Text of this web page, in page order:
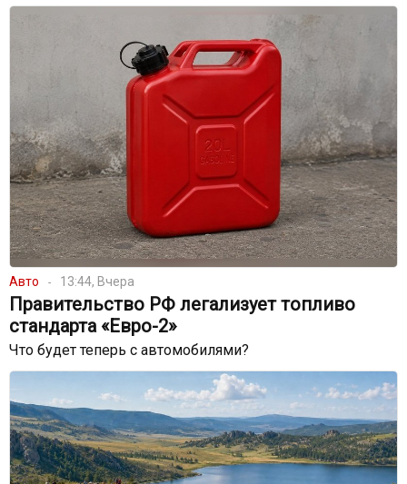
Авто 13:44, Вчера
Правительство РФ легализует топливо
стандарта «Евро-2»
Что будет теперь с автомобилями?